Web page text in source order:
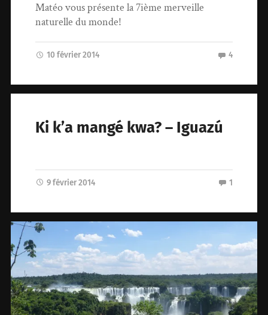
Matéo vous présente la 7ième merveille
naturelle du monde!
10 février 2014 4
Ki k’a mangé kwa? – Iguazú
9 février 2014 1